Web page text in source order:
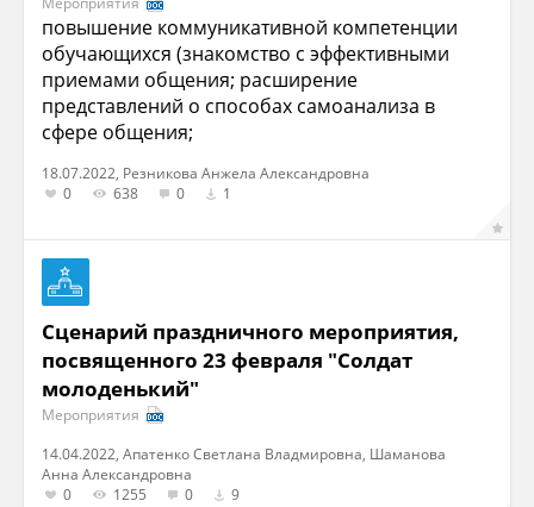
повышение коммуникативной компетенции
обучающихся (знакомство с эффективными
приемами общения; расширение
представлений о способах самоанализа в
сфере общения;
18.07.2022, Резникова Анжела Александровна
0
638 0 1
Сценарий праздничного мероприятия,
посвященного 23 февраля "Солдат
молоденький"
Мероприятия
14.04.2022, Апатенко Светлана Владмировна, Шаманова
Анна Александровна
0
1255 0 9